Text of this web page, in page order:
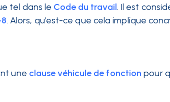
tel dans le Code du travail. Il est
. Alors, qu’est-ce que cela implique
une clause véhicule de fonction pour